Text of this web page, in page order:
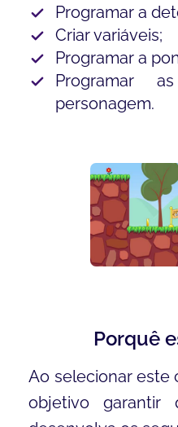
Programar a
Criar variáveis;
Programar a
Programar
personagem.
Porquê
Ao selecionar este
objetivo garantir